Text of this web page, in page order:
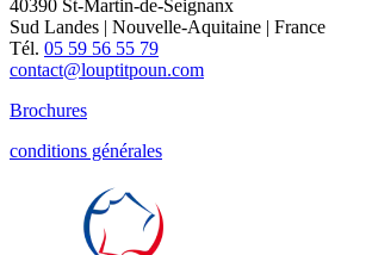
40390 St-Martin-de-Seignanx
Sud Landes | Nouvelle-Aquitaine | France
Tél. 05 59 56 55 79
contact@louptitpoun.com
Brochures
conditions générales